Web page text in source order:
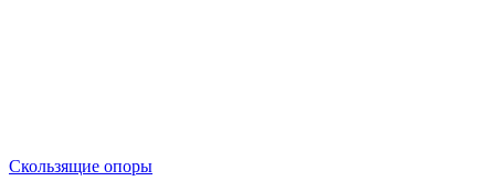
Скользящие опоры